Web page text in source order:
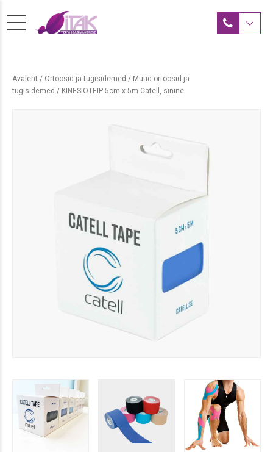
Avaleht / Ortoosid ja tugisidemed / Muud ortoosid ja
tugisidemed / KINESIOTEIP 5cm x 5m Catell, sinine